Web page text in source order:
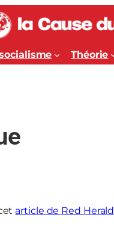
Théorie
article de Red Herald